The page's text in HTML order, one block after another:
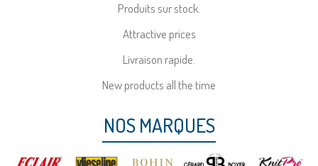
Produits sur stock.
Attractive prices
Livraison rapide.
New products all the time
NOS MARQUES